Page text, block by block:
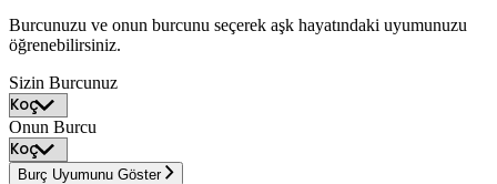
Burcunuzu ve onun burcunu seçerek aşk hayatındaki uyumunuzu
öğrenebilirsiniz.
Sizin Burcunuz
Onun Burcu
Burç Uyumunu Göster